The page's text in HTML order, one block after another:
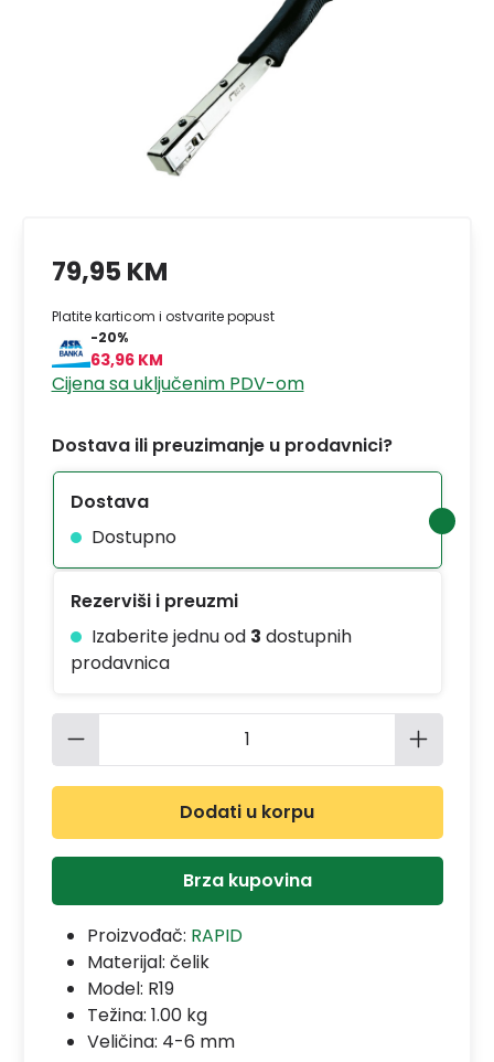
79,95 KM
Platite karticom i ostvarite popust
-20%
63,96 KM
Cijena sa uključenim PDV-om
Dostava ili preuzimanje u prodavnici?
Dostava
Dostupno
Rezerviši i preuzmi
Izaberite jednu od 3 dostupnih
prodavnica
Količina proizvoda: Unesite
Dodati u korpu
Brza kupovina
Proizvođač: RAPID
Materijal: čelik
Model: R19
Težina: 1.00 kg
Veličina: 4-6 mm